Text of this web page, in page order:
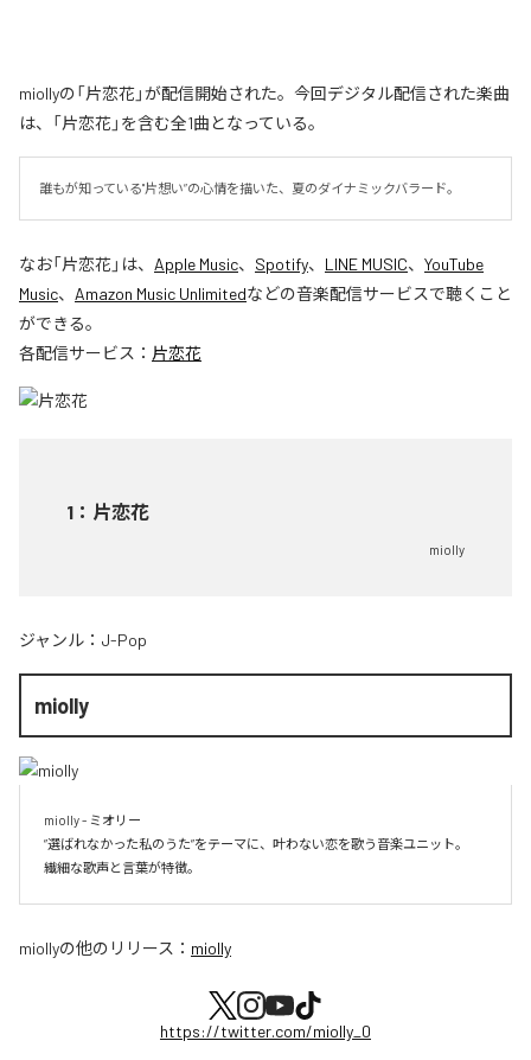
miollyの「片恋花」が配信開始された。今回デジタル配信された楽曲
は、「片恋花」を含む全1曲となっている。
誰もが知っている"片想い”の心情を描いた、夏のダイナミックバラード。
なお「片恋花」は、 Apple Music、 Spotify、 LINE MUSIC、 YouTube
Music、 Amazon Music Unlimitedなどの音楽配信サービスで聴くこと
ができる。
各配信サービス： 片恋花
1 ： 片恋花
miolly
ジャンル： J-Pop
miolly
miolly - ミオリー
”選ばれなかった私のうた”をテーマに、叶わない恋を歌う音楽ユニット。
miollyの他のリリース： miolly
https://twitter.com/miolly_0